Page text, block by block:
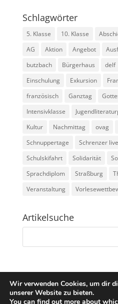
Schlagwörter
5. Klasse 10. Klasse
AG
Aktion Angebot
butzbach
Bürgerhaus delf
Einschulung
Exkursion
französisch
Ganztag
Intensivklasse
Kultur
Nachmittag ovag
Schnuppertage
Schrenzer live
Schulskifahrt
Solidarität
Sprachdiplom
Straßburg
Veranstaltung
Artikelsuche
Startseite Kontakt
Wir verwenden Cookies, um dir
unserer Website zu bieten.
You can find out more about